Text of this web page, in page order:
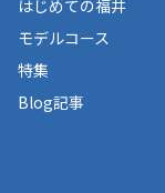
はじめての福井
モデルコース
特集
Blog記事